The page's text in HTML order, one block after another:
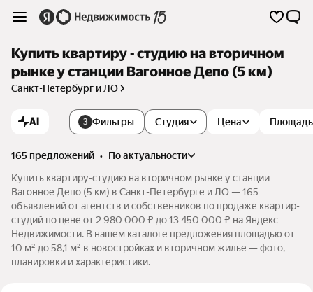
Купить квартиру - студию на вторичном
рынке у станции Вагонное Депо (5 км)
Санкт-Петербург и ЛО
AI 3 Фильтры Студия Цена Площадь
165 предложений •
по актуальности
Купить квартиру-студию на вторичном рынке у станции
Вагонное Депо (5 км) в Санкт-Петербурге и ЛО — 165
объявлений от агентств и собственников по продаже квартир-
студий по цене от 2 980 000 ₽ до 13 450 000 ₽ на Яндекс
Недвижимости. В нашем каталоге предложения площадью от
10 м² до 58,1 м² в новостройках и вторичном жилье — фото,
планировки и характеристики.